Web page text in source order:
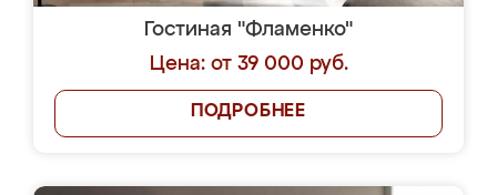
Гостиная "Фламенко"
Цена: от 39 000 руб.
ПОДРОБНЕЕ